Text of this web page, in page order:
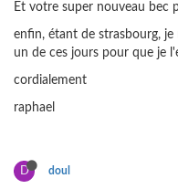
Et votre super nouveau bec
enfin, étant de strasbourg, je
un de ces jours pour que je
cordialement
raphael
D doul